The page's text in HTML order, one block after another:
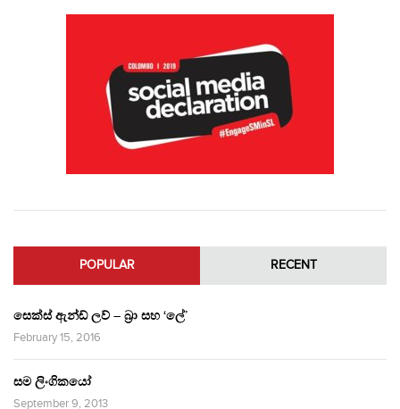
POPULAR RECENT
සෙක්ස් ඇන්ඩ් ලව් – බ්‍රා සහ ‘ලේ’
February 15, 2016
සම ලිංගිකයෝ
September 9, 2013